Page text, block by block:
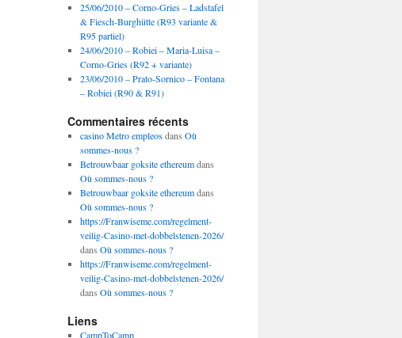
25/06/2010 – Corno-Gries – Ladstafel
& Fiesch-Burghütte (R93 variante &
R95 partiel)
24/06/2010 – Robiei – Maria-Luisa –
Corno-Gries (R92 + variante)
23/06/2010 – Prato-Sornico – Fontana
– Robiei (R90 & R91)
Commentaires récents
casino Metro empleosdans Où
sommes-nous ?
Betrouwbaar goksite ethereumdans
Où sommes-nous ?
Betrouwbaar goksite ethereumdans
Où sommes-nous ?
https://Franwiseme.com/regelment-
veilig-Casino-met-dobbelstenen-2026/
dans Où sommes-nous ?
https://Franwiseme.com/regelment-
veilig-Casino-met-dobbelstenen-2026/
dans Où sommes-nous ?
Liens
CampToCamp